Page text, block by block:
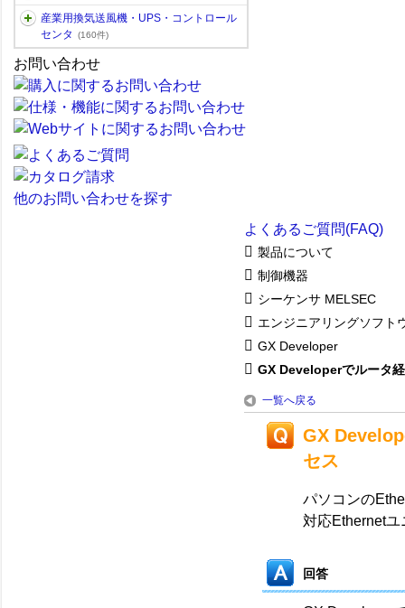
産業用換気送風機・UPS・コントロール
センタ
(160件)
お問い合わせ
他のお問い合わせを探す
よくあるご質問(FAQ)
製品について
制御機器
シーケンサ MELSEC
エンジニアリングソフト
GX Developer
GX Developerでルータ
一覧へ戻る
GX
セス
パソコンの
対応Ethernet
回答